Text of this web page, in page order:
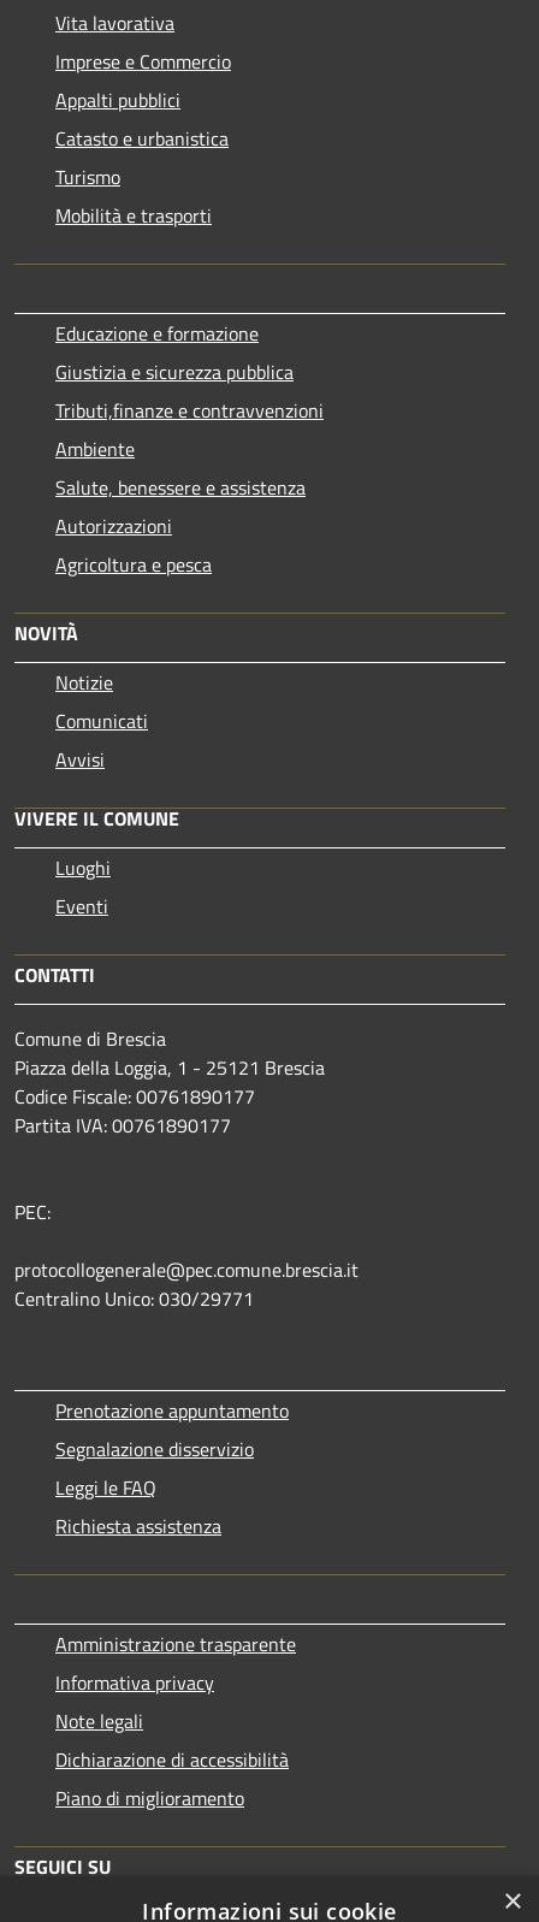
Vita lavorativa
Imprese e Commercio
Appalti pubblici
Catasto e urbanistica
Turismo
Mobilità e trasporti
Educazione e formazione
Giustizia e sicurezza pubblica
Tributi,finanze e contravvenzioni
Ambiente
Salute, benessere e assistenza
Autorizzazioni
Agricoltura e pesca
NOVITÀ
Notizie
Comunicati
Avvisi
VIVERE IL COMUNE
Luoghi
Eventi
CONTATTI
Comune di Brescia
Piazza della Loggia, 1 - 25121 Brescia
Codice Fiscale: 00761890177
Partita IVA: 00761890177
PEC:
protocollogenerale@pec.comune.brescia.it
Centralino Unico: 030/29771
Prenotazione appuntamento
Segnalazione disservizio
Leggi le FAQ
Richiesta assistenza
Amministrazione trasparente
Informativa privacy
Note legali
Dichiarazione di accessibilità
Piano di miglioramento
SEGUICI SU
×
Informazioni sui cookie